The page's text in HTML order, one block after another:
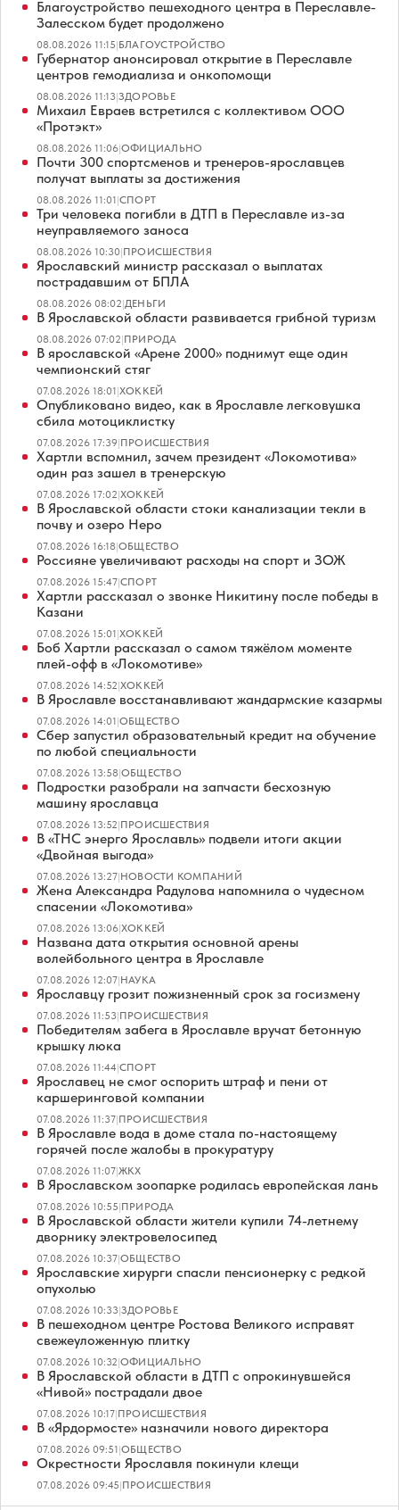
Благоустройство пешеходного центра в Переславле-
Залесском будет продолжено
08.08.2026 11:15|БЛАГОУСТРОЙСТВО
Губернатор анонсировал открытие в Переславле
центров гемодиализа и онкопомощи
08.08.2026 11:13|ЗДОРОВЬЕ
Михаил Евраев встретился с коллективом ООО
«Протэкт»
08.08.2026 11:06|ОФИЦИАЛЬНО
Почти 300 спортсменов и тренеров-ярославцев
получат выплаты за достижения
08.08.2026 11:01|СПОРТ
Три человека погибли в ДТП в Переславле из-за
неуправляемого заноса
08.08.2026 10:30|ПРОИСШЕСТВИЯ
Ярославский министр рассказал о выплатах
пострадавшим от БПЛА
08.08.2026 08:02|ДЕНЬГИ
В Ярославской области развивается грибной туризм
08.08.2026 07:02|ПРИРОДА
В ярославской «Арене 2000» поднимут еще один
чемпионский стяг
07.08.2026 18:01|ХОККЕЙ
Опубликовано видео, как в Ярославле легковушка
сбила мотоциклистку
07.08.2026 17:39|ПРОИСШЕСТВИЯ
Хартли вспомнил, зачем президент «Локомотива»
один раз зашел в тренерскую
07.08.2026 17:02|ХОККЕЙ
В Ярославской области стоки канализации текли в
почву и озеро Неро
07.08.2026 16:18|ОБЩЕСТВО
Россияне увеличивают расходы на спорт и ЗОЖ
07.08.2026 15:47|СПОРТ
Хартли рассказал о звонке Никитину после победы в
Казани
07.08.2026 15:01|ХОККЕЙ
Боб Хартли рассказал о самом тяжёлом моменте
плей-офф в «Локомотиве»
07.08.2026 14:52|ХОККЕЙ
В Ярославле восстанавливают жандармские казармы
07.08.2026 14:01|ОБЩЕСТВО
Сбер запустил образовательный кредит на обучение
по любой специальности
07.08.2026 13:58|ОБЩЕСТВО
Подростки разобрали на запчасти бесхозную
машину ярославца
07.08.2026 13:52|ПРОИСШЕСТВИЯ
В «ТНС энерго Ярославль» подвели итоги акции
«Двойная выгода»
07.08.2026 13:27|НОВОСТИ КОМПАНИЙ
Жена Александра Радулова напомнила о чудесном
спасении «Локомотива»
07.08.2026 13:06|ХОККЕЙ
Названа дата открытия основной арены
волейбольного центра в Ярославле
07.08.2026 12:07|НАУКА
Ярославцу грозит пожизненный срок за госизмену
07.08.2026 11:53|ПРОИСШЕСТВИЯ
Победителям забега в Ярославле вручат бетонную
крышку люка
07.08.2026 11:44|СПОРТ
Ярославец не смог оспорить штраф и пени от
каршеринговой компании
07.08.2026 11:37|ПРОИСШЕСТВИЯ
В Ярославле вода в доме стала по-настоящему
горячей после жалобы в прокуратуру
07.08.2026 11:07|ЖКХ
В Ярославском зоопарке родилась европейская лань
07.08.2026 10:55|ПРИРОДА
В Ярославской области жители купили 74-летнему
дворнику электровелосипед
07.08.2026 10:37|ОБЩЕСТВО
Ярославские хирурги спасли пенсионерку с редкой
опухолью
07.08.2026 10:33|ЗДОРОВЬЕ
В пешеходном центре Ростова Великого исправят
свежеуложенную плитку
07.08.2026 10:32|ОФИЦИАЛЬНО
В Ярославской области в ДТП с опрокинувшейся
«Нивой» пострадали двое
07.08.2026 10:17|ПРОИСШЕСТВИЯ
В «Ярдормосте» назначили нового директора
07.08.2026 09:51|ОБЩЕСТВО
Окрестности Ярославля покинули клещи
07.08.2026 09:45|ПРОИСШЕСТВИЯ